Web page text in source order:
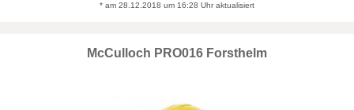
* am 28.12.2018 um 16:28 Uhr aktualisiert
McCulloch PRO016 Forsthelm